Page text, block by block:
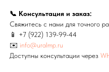
📞 Консультация и заказ:
Свяжитесь с нами для точного
📱 +7 (922) 139-99-44
✉️ info@uralmp.ru
Доступны консультации через